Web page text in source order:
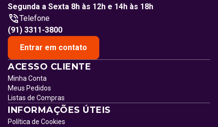
Segunda a Sexta 8h às 12h e 14h às 18h
Telefone
(91) 3311-3800
Entrar em contato
ACESSO CLIENTE
Minha Conta
Meus Pedidos
Listas de Compras
INFORMAÇÕES ÚTEIS
Política de Cookies